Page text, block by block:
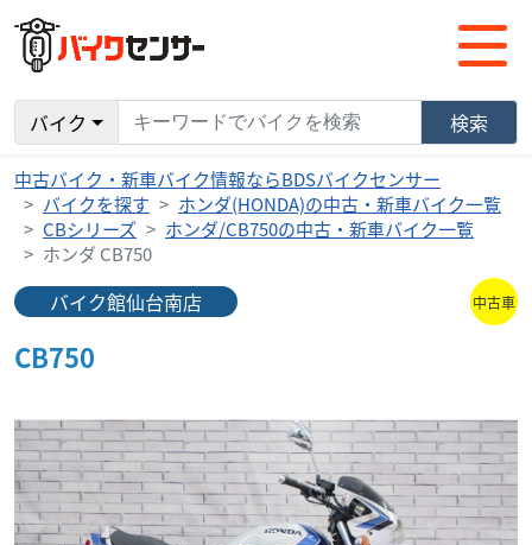
バイク 検索
中古バイク・新車バイク情報ならBDSバイクセンサー
バイクを探す
ホンダ(HONDA)の中古・新車バイク一覧
CBシリーズ
ホンダ/CB750の中古・新車バイク一覧
ホンダ CB750
バイク館仙台南店 中古車
CB750